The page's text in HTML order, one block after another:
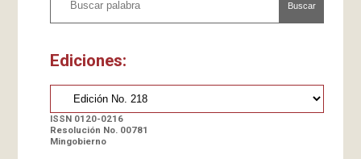
Buscar
Ediciones:
ISSN 0120-0216
Resolución No. 00781
Mingobierno